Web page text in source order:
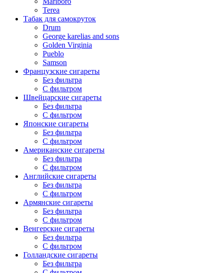
Terea
Табак для самокруток
Drum
George karelias and sons
Golden Virginia
Pueblo
Samson
Французские сигареты
Без фильтра
С фильтром
Швейцарские сигареты
Без фильтра
С фильтром
Японские сигареты
Без фильтра
С фильтром
Американские сигареты
Без фильтра
С фильтром
Английские сигареты
Без фильтра
С фильтром
Армянские сигареты
Без фильтра
С фильтром
Венгерские сигареты
Без фильтра
С фильтром
Голландские сигареты
Без фильтра